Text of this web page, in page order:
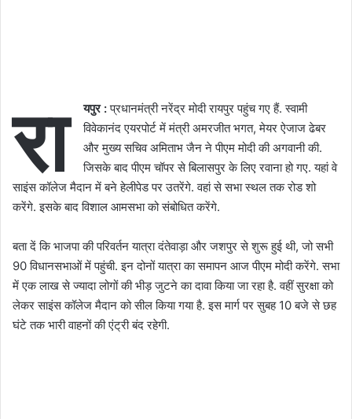
रा यपुर :प्रधानमंत्री नरेंद्र मोदी रायपुर पहुंच गए हैं. स्वामी
विवेकानंद एयरपोर्ट में मंत्री अमरजीत भगत, मेयर ऐजाज ढेबर
और मुख्य सचिव अमिताभ जैन ने पीएम मोदी की अगवानी की.
जिसके बाद पीएम चॉपर से बिलासपुर के लिए रवाना हो गए. यहां वे
साइंस कॉलेज मैदान में बने हेलीपेड पर उतरेंगे. वहां से सभा स्थल तक रोड शो
करेंगे. इसके बाद विशाल आमसभा को संबोधित करेंगे.
बता दें कि भाजपा की परिवर्तन यात्रा दंतेवाड़ा और जशपुर से शुरू हुई थी, जो सभी
90 विधानसभाओं में पहुंची. इन दोनों यात्रा का समापन आज पीएम मोदी करेंगे. सभा
में एक लाख से ज्यादा लोगों की भीड़ जुटने का दावा किया जा रहा है. वहीं सुरक्षा को
लेकर साइंस कॉलेज मैदान को सील किया गया है. इस मार्ग पर सुबह 10 बजे से छह
घंटे तक भारी वाहनों की एंट्री बंद रहेगी.